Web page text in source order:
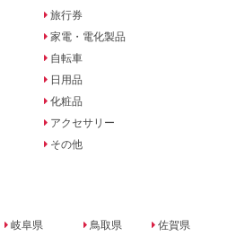
旅行券
家電・電化製品
自転車
日用品
化粧品
アクセサリー
その他
岐阜県 鳥取県 佐賀県